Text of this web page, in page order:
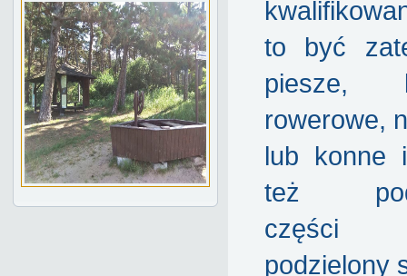
to być
piesze,
rowerowe,
lub konne
też
części
podzielony